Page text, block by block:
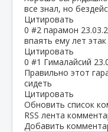
все знал, но
Цитировать
0 #2 парамон
впаять ему лет
Цитировать
0 #1 Гималайсий
Правильно этот
сидеть
Цитировать
Обновить список
RSS лента
Добавить